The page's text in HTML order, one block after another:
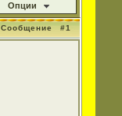
Опции
Сообщение #1